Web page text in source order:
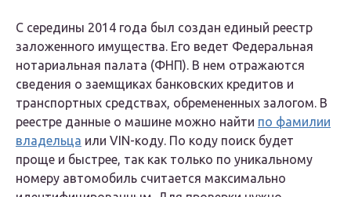
С середины 2014 года был создан единый реестр
заложенного имущества. Его ведет Федеральная
нотариальная палата (ФНП). В нем отражаются
сведения о заемщиках банковских кредитов и
транспортных средствах, обремененных залогом. В
реестре данные о машине можно найти по фамилии
владельца или VIN-коду. По коду поиск будет
проще и быстрее, так как только по уникальному
номеру автомобиль считается максимально